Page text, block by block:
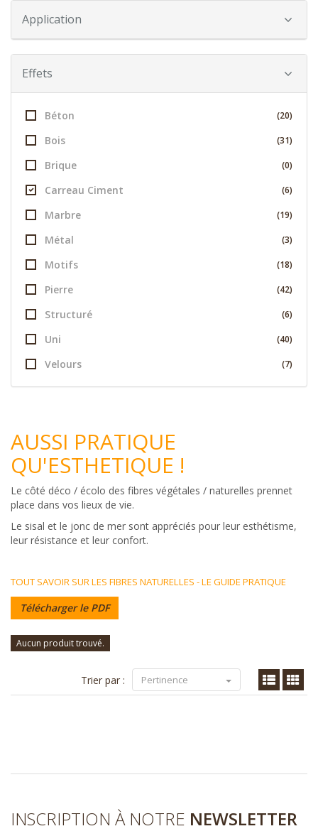
Application
Effets
Béton (20)
Bois (31)
Brique (0)
Carreau Ciment (6)
Marbre (19)
Métal (3)
Motifs (18)
Pierre (42)
Structuré (6)
Uni (40)
Velours (7)
AUSSI PRATIQUE
QU'ESTHETIQUE !
Le côté déco / écolo des fibres végétales / naturelles prennet
place dans vos lieux de vie.
Le sisal et le jonc de mer sont appréciés pour leur esthétisme,
leur résistance et leur confort.
TOUT SAVOIR SUR LES FIBRES NATURELLES - LE GUIDE PRATIQUE
Télécharger le PDF
Aucun produit trouvé.
Trier par : Pertinence
INSCRIPTION À NOTRE NEWSLETTER